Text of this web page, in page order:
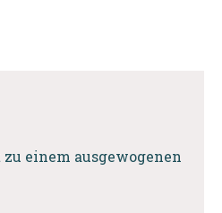
einem ausgewogenen